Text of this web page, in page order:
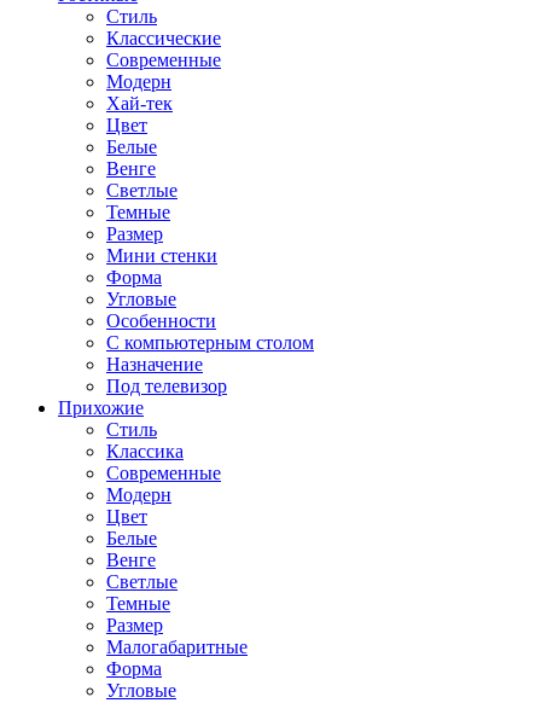
Стиль
Классические
Современные
Модерн
Хай-тек
Цвет
Белые
Венге
Светлые
Темные
Размер
Мини стенки
Форма
Угловые
Особенности
С компьютерным столом
Назначение
Под телевизор
Прихожие
Стиль
Классика
Современные
Модерн
Цвет
Белые
Венге
Светлые
Темные
Размер
Малогабаритные
Форма
Угловые